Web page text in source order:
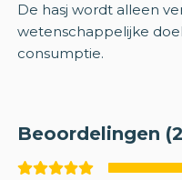
De hasj wordt alleen
wetenschappelijke
consumptie.
Beoordelingen